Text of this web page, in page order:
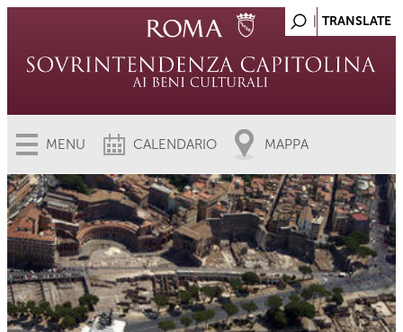
MENU CALENDARIO MAPPA